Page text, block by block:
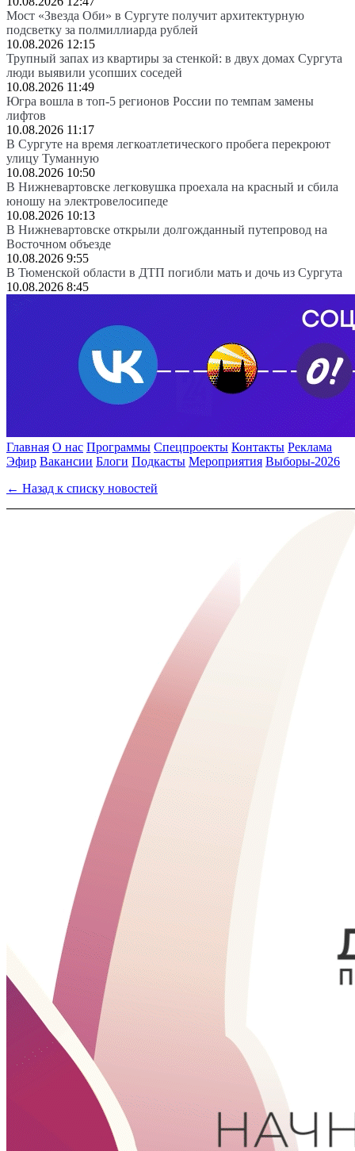
Мост «Звезда Оби» в Сургуте получит архитектурную
подсветку за полмиллиарда рублей
10.08.2026 12:15
Трупный запах из квартиры за стенкой: в двух домах Сургута
люди выявили усопших соседей
10.08.2026 11:49
Югра вошла в топ-5 регионов России по темпам замены
лифтов
10.08.2026 11:17
В Сургуте на время легкоатлетического пробега перекроют
улицу Туманную
10.08.2026 10:50
В Нижневартовске легковушка проехала на красный и сбила
юношу на электровелосипеде
10.08.2026 10:13
В Нижневартовске открыли долгожданный путепровод на
Восточном объезде
10.08.2026 9:55
В Тюменской области в ДТП погибли мать и дочь из Сургута
10.08.2026 8:45
Главная О нас Программы Спецпроекты Контакты Реклама
Эфир Вакансии Блоги Подкасты Мероприятия Выборы-2026
← Назад к списку новостей